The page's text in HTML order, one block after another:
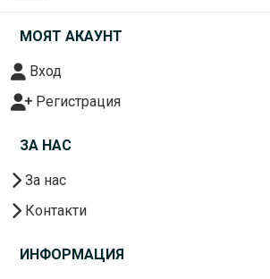
МОЯТ АКАУНТ
Вход
Регистрация
ЗА НАС
За нас
Контакти
ИНФОРМАЦИЯ